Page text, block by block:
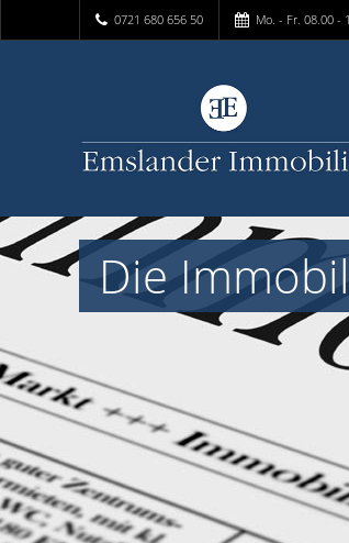
0721 680 656 50 Mo. - Fr. 08.00 -
Die